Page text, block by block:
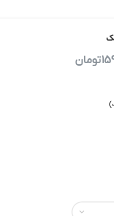
تومان